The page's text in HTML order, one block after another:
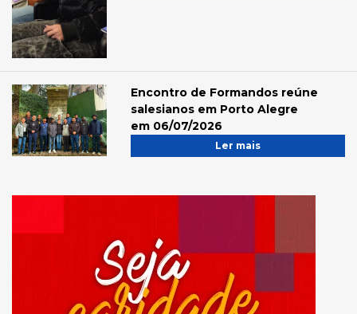
Encontro de Formandos reúne
salesianos em Porto Alegre
em 06/07/2026
Ler mais